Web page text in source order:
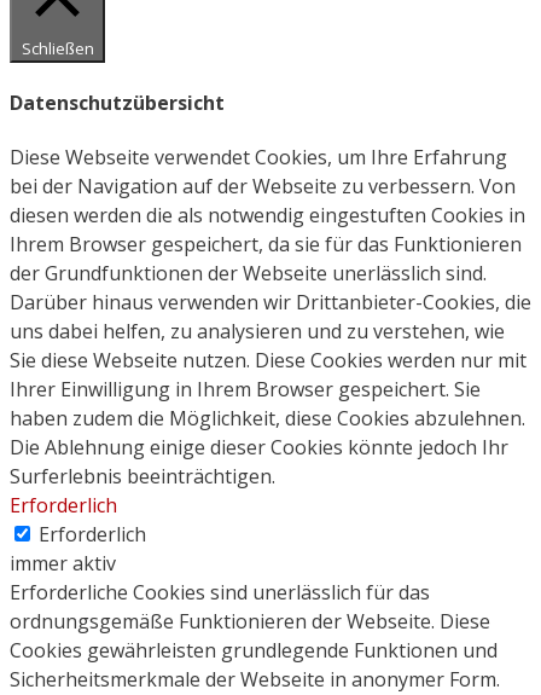
Schließen
Datenschutzübersicht
Diese Webseite verwendet Cookies, um Ihre Erfahrung
bei der Navigation auf der Webseite zu verbessern. Von
diesen werden die als notwendig eingestuften Cookies in
Ihrem Browser gespeichert, da sie für das Funktionieren
der Grundfunktionen der Webseite unerlässlich sind.
Darüber hinaus verwenden wir Drittanbieter-Cookies, die
uns dabei helfen, zu analysieren und zu verstehen, wie
Sie diese Webseite nutzen. Diese Cookies werden nur mit
Ihrer Einwilligung in Ihrem Browser gespeichert. Sie
haben zudem die Möglichkeit, diese Cookies abzulehnen.
Die Ablehnung einige dieser Cookies könnte jedoch Ihr
Surferlebnis beeinträchtigen.
Erforderlich
Erforderlich
immer aktiv
Erforderliche Cookies sind unerlässlich für das
ordnungsgemäße Funktionieren der Webseite. Diese
Cookies gewährleisten grundlegende Funktionen und
Sicherheitsmerkmale der Webseite in anonymer Form.